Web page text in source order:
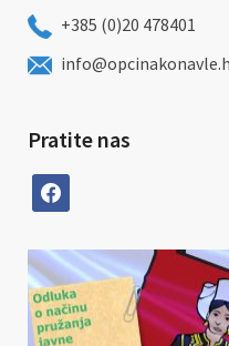
+385 (0)20 478401
Pratite nas
facebook